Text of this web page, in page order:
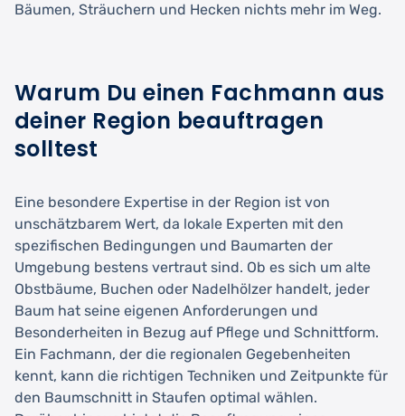
Bäumen, Sträuchern und Hecken nichts mehr im Weg.
Warum Du einen Fachmann aus
deiner Region beauftragen
solltest
Eine besondere Expertise in der Region ist von
unschätzbarem Wert, da lokale Experten mit den
spezifischen Bedingungen und Baumarten der
Umgebung bestens vertraut sind. Ob es sich um alte
Obstbäume, Buchen oder Nadelhölzer handelt, jeder
Baum hat seine eigenen Anforderungen und
Besonderheiten in Bezug auf Pflege und Schnittform.
Ein Fachmann, der die regionalen Gegebenheiten
kennt, kann die richtigen Techniken und Zeitpunkte für
den Baumschnitt in Staufen optimal wählen.